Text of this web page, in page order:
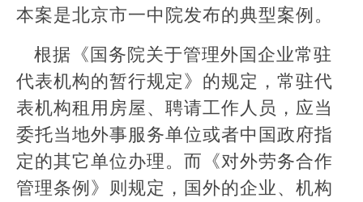
本案是北京市一中院发布的典型案例。
根据《国务院关于管理外国企业常驻
代表机构的暂行规定》的规定，常驻代
表机构租用房屋、聘请工作人员，应当
委托当地外事服务单位或者中国政府指
定的其它单位办理。而《对外劳务合作
管理条例》则规定，国外的企业、机构